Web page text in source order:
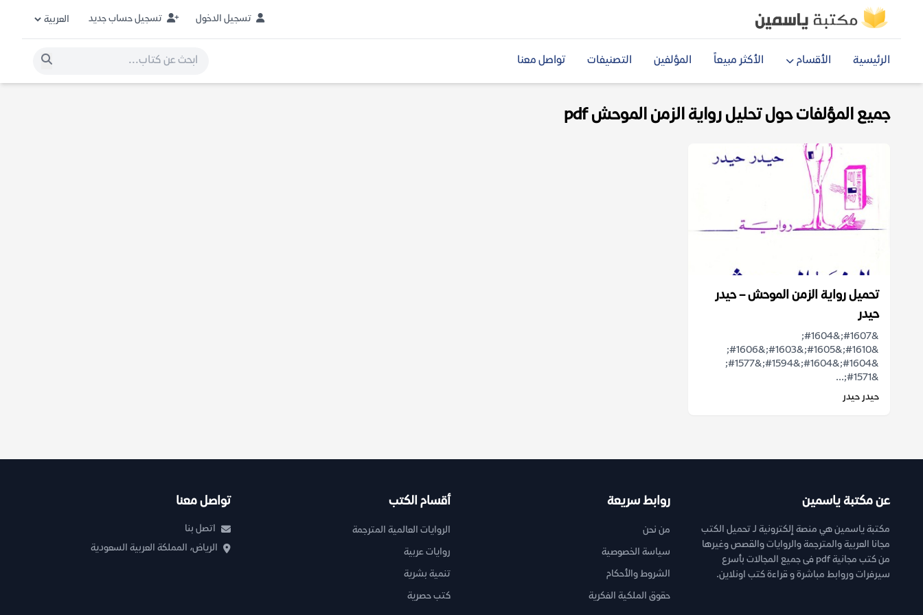
تسجيل الدخول تسجيل حساب جديد
الرئيسية الأقسام الأكثر مبيعاً المؤلفين التصنيفات تواصل معنا
جميع المؤلفات حول تحليل رواية الزمن الموحش pdf
تحميل رواية الزمن الموحش – حيدر
حيدر
&#1607;&#1604;
&#1610;&#1605;&#1603;&#1606;
&#1604;&#1604;&#1594;&#1577;
&#1571;...
حيدر حيدر
عن مكتبة ياسمين
مكتبة ياسمين هي منصة إلكترونية لـ تحميل الكتب
مجانا العربية والمترجمة والروايات والقصص وغيرها
من كتب مجانية pdf فى جميع المجالات بأسرع
سيرفرات وروابط مباشرة و قراءة كتب اونلاين.
روابط سريعة
من نحن
سياسة الخصوصية
الشروط والأحكام
حقوق الملكية الفكرية
أقسام الكتب
الروايات العالمية المترجمة
روايات عربية
تنمية بشرية
كتب حصرية
تواصل معنا
اتصل بنا
الرياض، المملكة العربية السعودية